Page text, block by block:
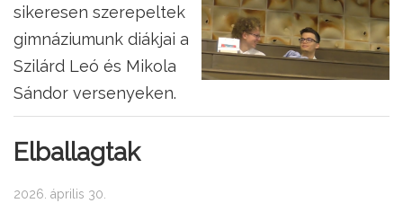
sikeresen szerepeltek
gimnáziumunk diákjai a
Szilárd Leó és Mikola
Sándor versenyeken.
Elballagtak
2026. április 30.